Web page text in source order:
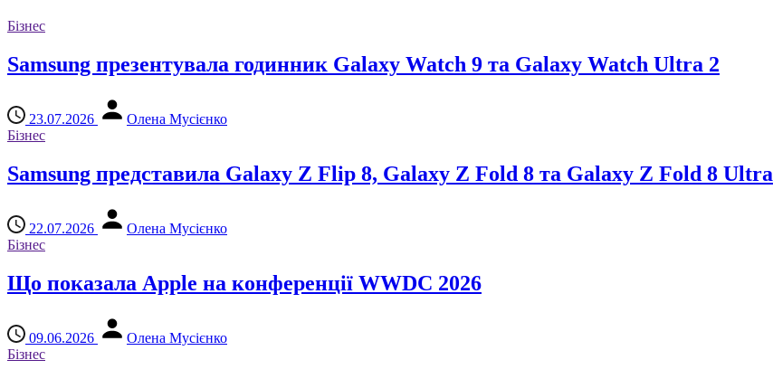
Бізнес
Samsung презентувала годинник Galaxy Watch 9 та Galaxy Watch Ultra 2
23.07.2026
Олена Мусієнко
Бізнес
Samsung представила Galaxy Z Flip 8, Galaxy Z Fold 8 та Galaxy Z Fold 8 Ultra
22.07.2026
Олена Мусієнко
Бізнес
Що показала Apple на конференції WWDC 2026
09.06.2026
Олена Мусієнко
Бізнес